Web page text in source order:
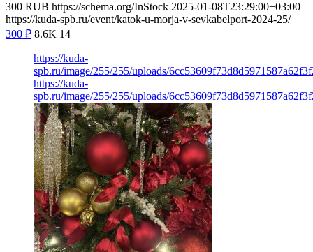
300 RUB https://schema.org/InStock 2025-01-08T23:29:00+03:00
https://kuda-spb.ru/event/katok-u-morja-v-sevkabelport-2024-25/
300 ₽ 8.6K 14
https://kuda-
spb.ru/image/255/255/uploads/
https://kuda-
spb.ru/image/255/255/uploads/